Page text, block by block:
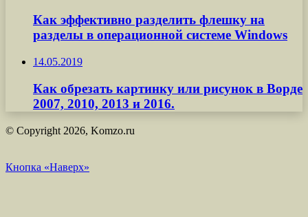
Как эффективно разделить флешку на
разделы в операционной системе Windows
14.05.2019
Как обрезать картинку или рисунок в Ворде
2007, 2010, 2013 и 2016.
© Copyright 2026, Komzo.ru
Кнопка «Наверх»